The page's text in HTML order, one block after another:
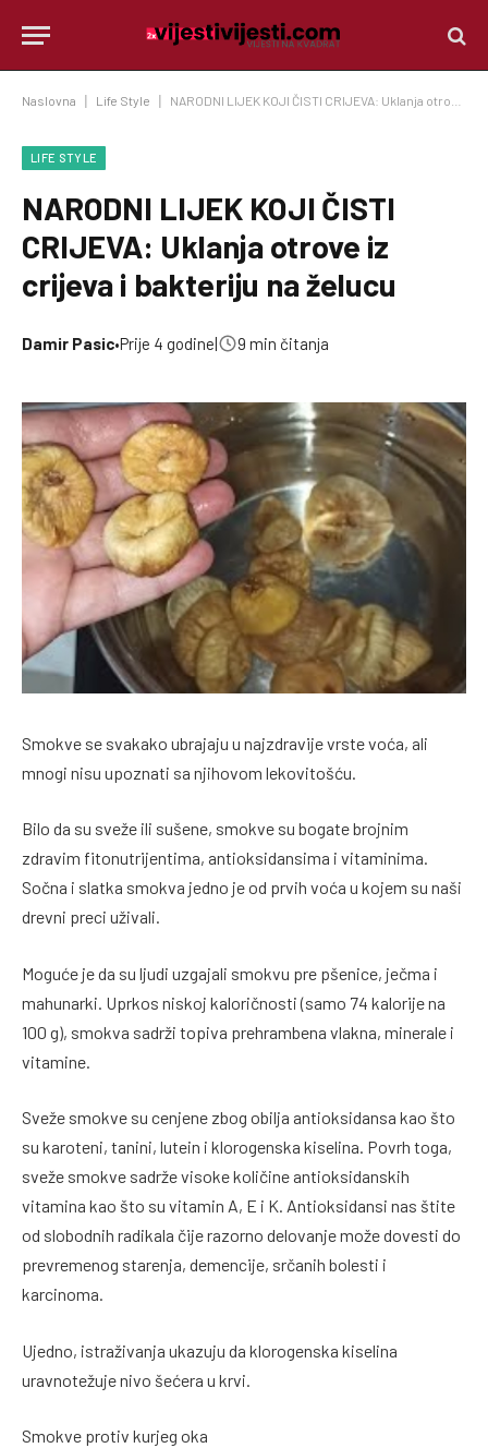
Naslovna Life Style NARODNI LIJEK KOJI ČISTI CRIJEVA: Uklanja otrove iz crijeva i bakteriju na želucu
LIFE STYLE
NARODNI LIJEK KOJI ČISTI
CRIJEVA: Uklanja otrove iz
crijeva i bakteriju na želucu
Damir Pasic•Prije 4 godine| 9 min čitanja
Smokve se svakako ubrajaju u najzdravije vrste voća, ali
mnogi nisu upoznati sa njihovom lekovitošću.
Bilo da su sveže ili sušene, smokve su bogate brojnim
zdravim fitonutrijentima, antioksidansima i vitaminima.
Sočna i slatka smokva jedno je od prvih voća u kojem su naši
drevni preci uživali.
Moguće je da su ljudi uzgajali smokvu pre pšenice, ječma i
mahunarki. Uprkos niskoj kaloričnosti (samo 74 kalorije na
100 g), smokva sadrži topiva prehrambena vlakna, minerale i
vitamine.
Sveže smokve su cenjene zbog obilja antioksidansa kao što
su karoteni, tanini, lutein i klorogenska kiselina. Povrh toga,
sveže smokve sadrže visoke količine antioksidanskih
vitamina kao što su vitamin A, E i K. Antioksidansi nas štite
od slobodnih radikala čije razorno delovanje može dovesti do
prevremenog starenja, demencije, srčanih bolesti i
karcinoma.
Ujedno, istraživanja ukazuju da klorogenska kiselina
uravnotežuje nivo šećera u krvi.
Smokve protiv kurjeg oka